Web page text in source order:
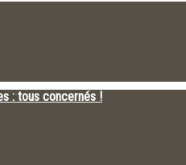
: tous concernés !